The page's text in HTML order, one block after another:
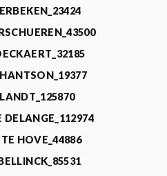
DELANGE_112974
HOVE_44886